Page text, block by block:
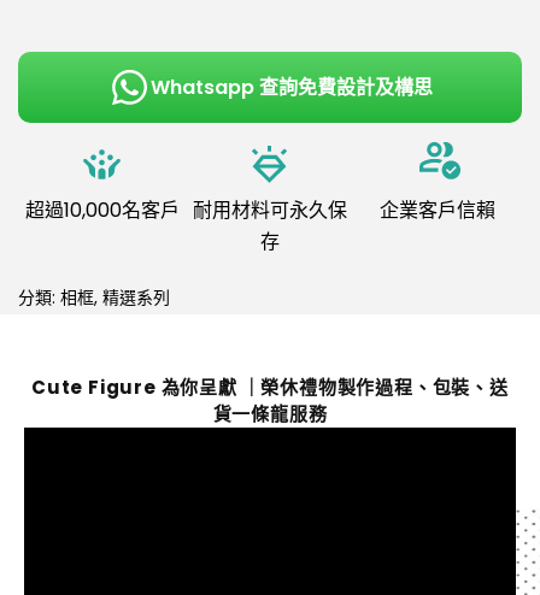
Whatsapp 查詢免費設計及構思
超過10,000名客戶 耐用材料可永久保
存
企業客戶信賴
分類: 相框, 精選系列
Cute Figure 為你呈獻 ｜榮休禮物製作過程、包裝、送
貨一條龍服務